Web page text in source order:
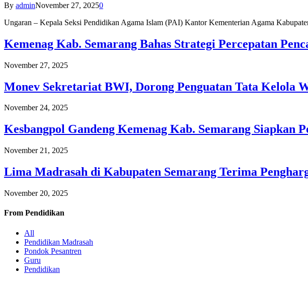
By adminNovember 27, 20250
Ungaran – Kepala Seksi Pendidikan Agama Islam (PAI) Kantor Kementerian Agama
Kemenag Kab. Semarang Bahas Strategi Percepatan
November 27, 2025
Monev Sekretariat BWI, Dorong Penguatan Tata Kelola
November 24, 2025
Kesbangpol Gandeng Kemenag Kab. Semarang Siapkan
November 21, 2025
Lima Madrasah di Kabupaten Semarang Terima
November 20, 2025
From Pendidikan
All
Pendidikan Madrasah
Pondok Pesantren
Guru
Pendidikan